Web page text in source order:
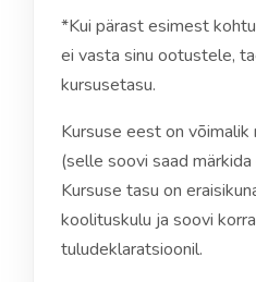
*Kui pärast esimest
ei vasta sinu ootustele,
kursusetasu.
Kursuse eest on
(selle soovi saad
Kursuse tasu on
koolituskulu ja soovi
tuludeklaratsioonil.